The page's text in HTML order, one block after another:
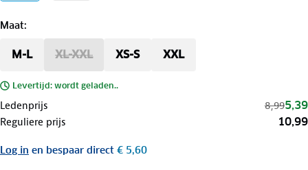
Maat:
M-L XL-XXL XS-S XXL
Levertijd: wordt geladen..
Ledenprijs 8,995,39
Reguliere prijs 10,99
Log in en bespaar direct € 5,60